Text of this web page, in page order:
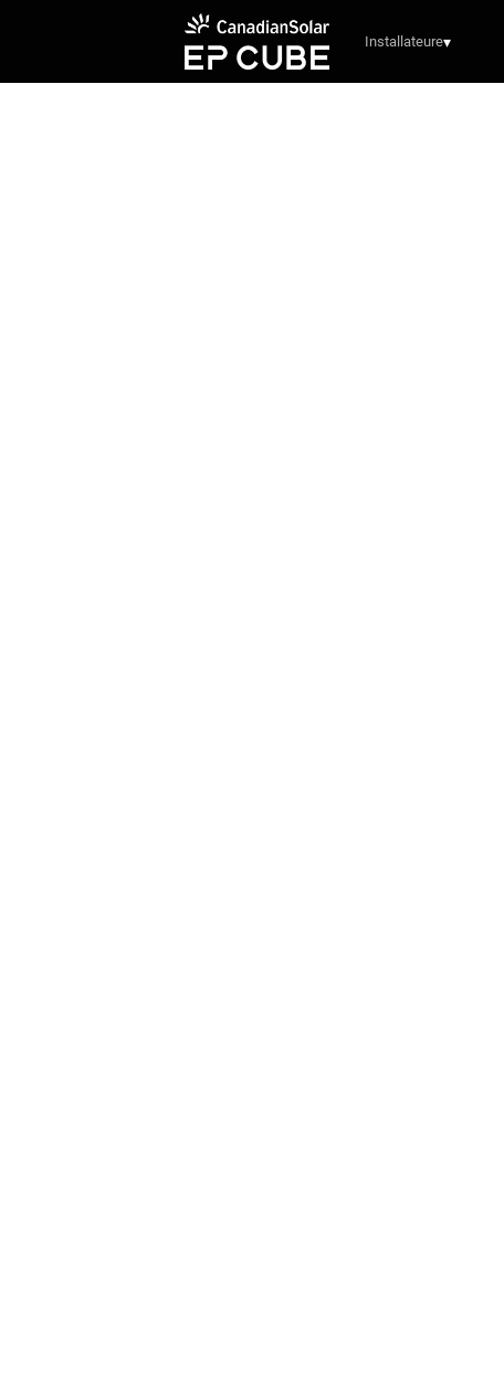
Installateure▾